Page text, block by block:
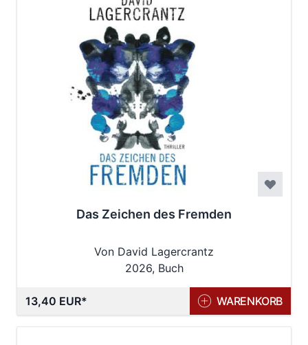
Das Zeichen des Fremden
Von David Lagercrantz
2026, Buch
13,40 EUR WARENKORB